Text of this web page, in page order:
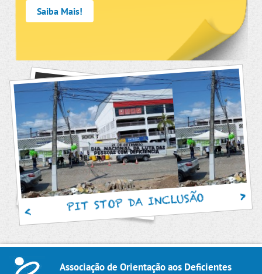
Saiba Mais!
PIT STOP DA INCLUSÃO
Associação de Orientação aos Deficientes